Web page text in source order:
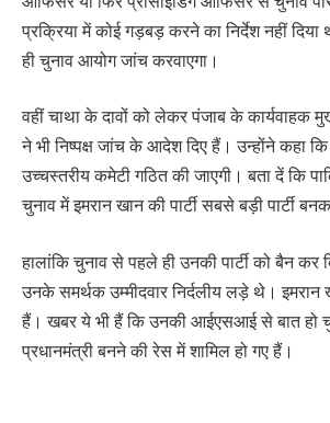
प्रक्रिया में कोई गड़बड़ करने का निर्देश नहीं
ही चुनाव आयोग जांच करवाएगा।
वहीं चाथा के दावों को लेकर पंजाब के कार्यवाहक
ने भी निष्पक्ष जांच के आदेश दिए हैं। उन्होंने कहा
उच्चस्तरीय कमेटी गठित की जाएगी। बता दें कि
चुनाव में इमरान खान की पार्टी सबसे बड़ी पार्टी
हालांकि चुनाव से पहले ही उनकी पार्टी को बैन कर
उनके समर्थक उम्मीदवार निर्दलीय लड़े थे।
हैं। खबर ये भी हैं कि उनकी आईएसआई से बात हो
प्रधानमंत्री बनने की रेस में शामिल हो गए हैं।